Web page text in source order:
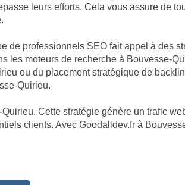
leurs efforts. Cela vous assure de
de professionnels SEO fait appel à des
les moteurs de recherche à Bouvesse-
ou du placement stratégique de
Quirieu.
Cette stratégie génère un trafic
clients. Avec Goodalldev.fr à